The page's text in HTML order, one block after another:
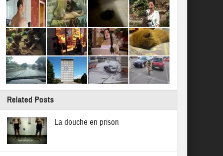
Related Posts
La douche en prison